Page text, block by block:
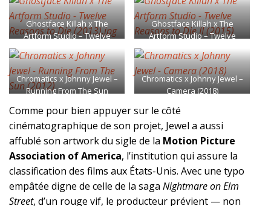
Ghostface Killah x The
Artform Studio – Twelve
Ghostface Killah x The
Artform Studio – Twelve
Chromatics x Johnny Jewel –
Running From The Sun
Chromatics x Johnny Jewel –
Camera (2018)
Comme pour bien appuyer sur le côté
cinématographique de son projet, Jewel a aussi
affublé son artwork du sigle de la Motion Picture
Association of America, l’institution qui assure la
classification des films aux États-Unis. Avec une typo
empâtée digne de celle de la saga Nightmare on Elm
Street, d’un rouge vif, le producteur prévient — non